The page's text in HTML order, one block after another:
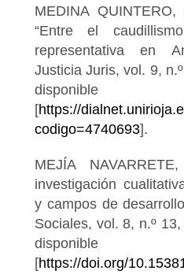
MEDINA
“Entre el
representativa en
Justicia Juris, vol. 9,
[https://
codigo=4740693].
MEJÍA
investigación
y campos de
Sociales, vol. 8, n.º
[https://doi.org/